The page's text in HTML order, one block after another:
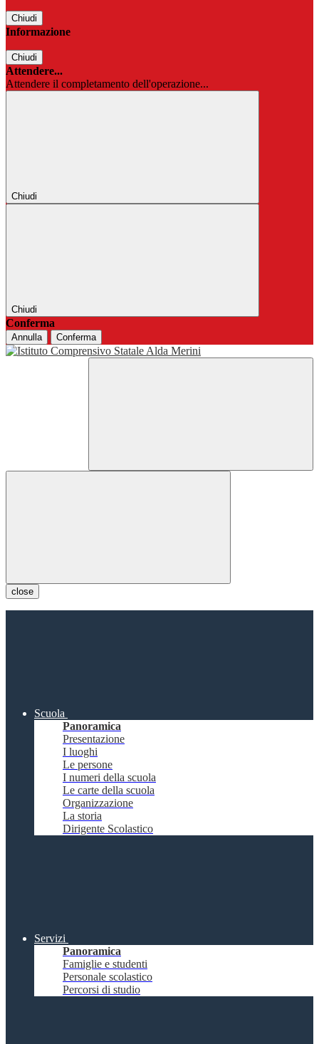
Chiudi
Informazione
Chiudi
Attendere...
Attendere il completamento dell'operazione...
Chiudi
Chiudi
Conferma
Annulla Conferma
close
Scuola
Panoramica
Presentazione
I luoghi
Le persone
I numeri della scuola
Le carte della scuola
Organizzazione
La storia
Dirigente Scolastico
Servizi
Panoramica
Famiglie e studenti
Personale scolastico
Percorsi di studio